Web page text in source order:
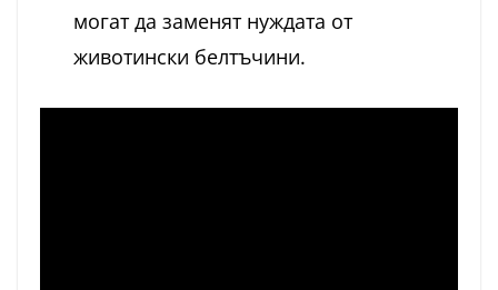
могат да заменят нуждата от
животински белтъчини.